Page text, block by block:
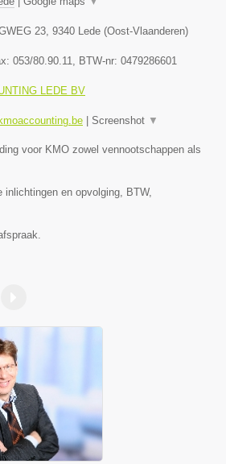
23 9340 Lede (Oost-Vlaanderen)
053/80.90.11 , BTW-nr: 0479286601
LEDE BV
| Screenshot ▼
voor KMO zowel vennootschappen als
inlichtingen en opvolging, BTW,